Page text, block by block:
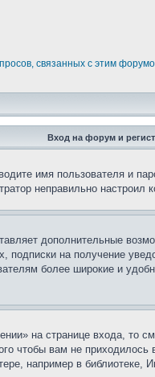
связанных с этим
Вход на форум и
имя пользователя и
неправильно
дополнительные
подписки на получение
более широкие и
на странице входа,
чтобы вам не
например в библиотеке,